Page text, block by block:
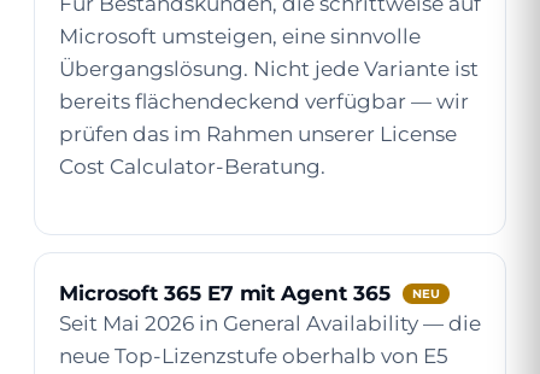
Microsoft umsteigen, eine sinnvolle
Übergangslösung. Nicht jede Variante ist
bereits flächendeckend verfügbar — wir
prüfen das im Rahmen unserer License
Cost Calculator-Beratung.
Microsoft 365 E7 mit Agent 365 NEU
Seit Mai 2026 in General Availability — die
neue Top-Lizenzstufe oberhalb von E5